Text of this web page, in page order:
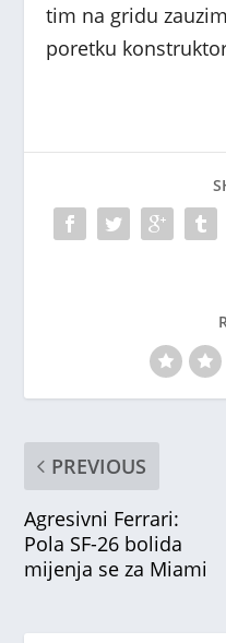
tim na gridu
poretku
PREVIOUS
Agresivni Ferrari:
Pola SF-26 bolida
mijenja se za Miami